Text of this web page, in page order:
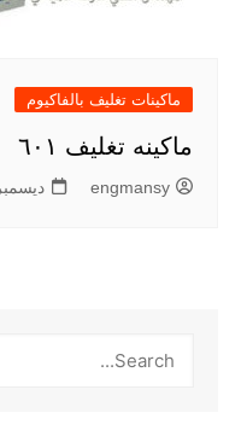
ماكينات تغليف بالفاكيوم
ماكينه تغليف ٦٠١
engmansy ديسمبر 20, 2021